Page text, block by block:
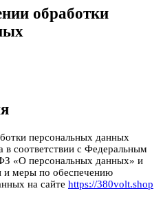
обработки
персональных данных
в соответствии с Федеральным
«О персональных данных» и
и меры по обеспечению
на сайте https://380volt.shop